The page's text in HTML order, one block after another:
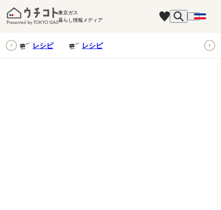
東京ガス
暮らし情報メディア
レシピ レシピ